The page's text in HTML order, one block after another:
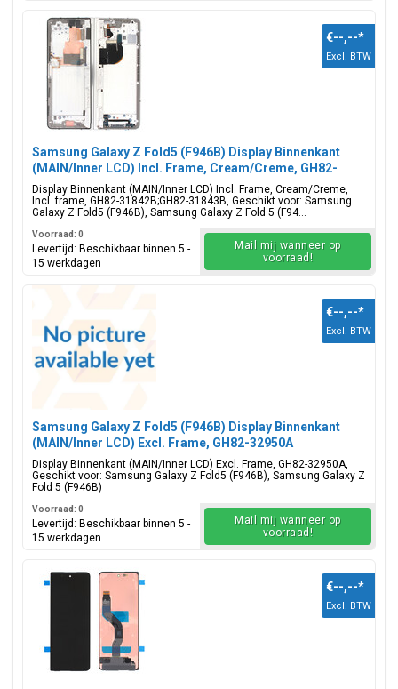
Samsung Galaxy Z Fold5 (F946B) Display Binnenkant
(MAIN/Inner LCD) Incl. Frame, Cream/Creme, GH82-
31842B;GH82-31843B
Display Binnenkant (MAIN/Inner LCD) Incl. Frame, Cream/Creme,
Incl. frame, GH82-31842B;GH82-31843B, Geschikt voor: Samsung
Galaxy Z Fold5 (F946B), Samsung Galaxy Z Fold 5 (F94...
€--,--*
Excl. BTW
Voorraad: 0
Levertijd: Beschikbaar binnen 5 -
15 werkdagen
Mail mij wanneer op
voorraad!
Samsung Galaxy Z Fold5 (F946B) Display Binnenkant
(MAIN/Inner LCD) Excl. Frame, GH82-32950A
Display Binnenkant (MAIN/Inner LCD) Excl. Frame, GH82-32950A,
Geschikt voor: Samsung Galaxy Z Fold5 (F946B), Samsung Galaxy Z
Fold 5 (F946B)
€--,--*
Excl. BTW
Voorraad: 0
Levertijd: Beschikbaar binnen 5 -
15 werkdagen
Mail mij wanneer op
voorraad!
€--,--*
Excl. BTW